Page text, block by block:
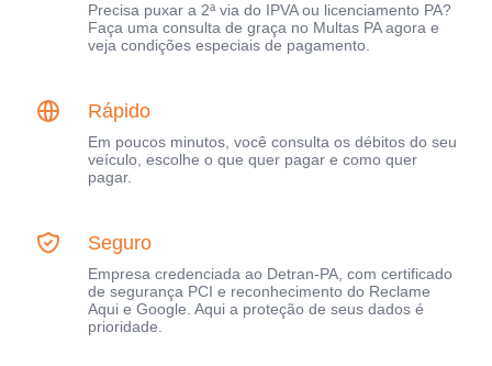
Precisa puxar a 2ª via do IPVA ou licenciamento PA?
Faça uma consulta de graça no Multas PA agora e
veja condições especiais de pagamento.
Rápido
Em poucos minutos, você consulta os débitos do seu
veículo, escolhe o que quer pagar e como quer
pagar.
Seguro
Empresa credenciada ao Detran-PA, com certificado
de segurança PCI e reconhecimento do Reclame
Aqui e Google. Aqui a proteção de seus dados é
prioridade.